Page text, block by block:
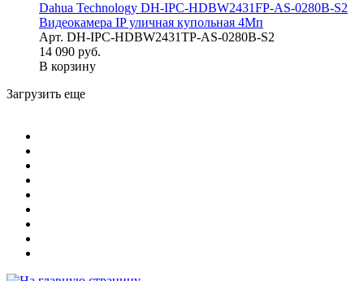
Dahua Technology DH-IPC-HDBW2431FP-AS-0280B-S2
Видеокамера IP уличная купольная 4Мп
Арт. DH-IPC-HDBW2431TP-AS-0280B-S2
14 090 руб.
В корзину
Загрузить еще